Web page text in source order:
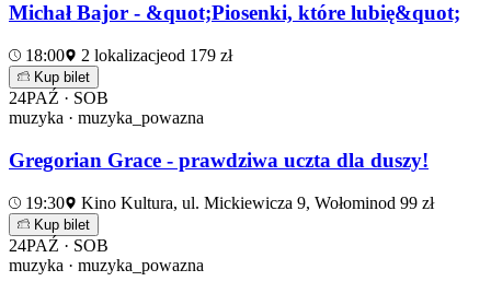
Michał Bajor - &quot;Piosenki, które lubię&quot;
18:00 2 lokalizacjeod 179 zł
Kup bilet
24PAŹ · SOB
muzyka · muzyka_powazna
Gregorian Grace - prawdziwa uczta dla duszy!
19:30 Kino Kultura, ul. Mickiewicza 9, Wołominod 99 zł
Kup bilet
24PAŹ · SOB
muzyka · muzyka_powazna